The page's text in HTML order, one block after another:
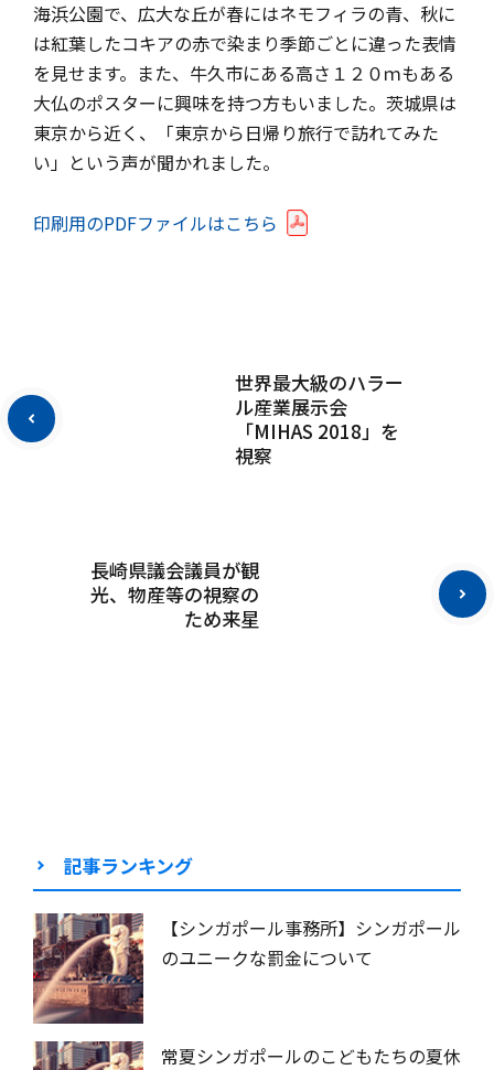
海浜公園で、広大な丘が春にはネモフィラの青、秋に
は紅葉したコキアの赤で染まり季節ごとに違った表情
を見せます。また、牛久市にある高さ１２０ｍもある
大仏のポスターに興味を持つ方もいました。茨城県は
東京から近く、「東京から日帰り旅行で訪れてみた
い」という声が聞かれました。
印刷用のPDFファイルはこちら
世界最大級のハラー
ル産業展示会
「MIHAS 2018」を
視察
長崎県議会議員が観
光、物産等の視察の
ため来星
記事ランキング
【シンガポール事務所】シンガポール
のユニークな罰金について
常夏シンガポールのこどもたちの夏休